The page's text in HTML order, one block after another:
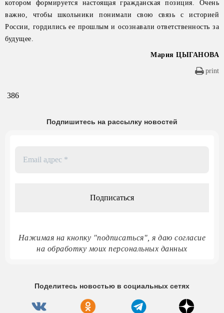
котором формируется настоящая гражданская позиция. Очень
важно, чтобы школьники понимали свою связь с историей
России, гордились ее прошлым и осознавали ответственность за
будущее.
Мария ЦЫГАНОВА
print
386
Подпишитесь на рассылку новостей
Нажимая на кнопку "подписаться", я даю согласие
на обработку моих персональных данных
Поделитесь новостью в социальных сетях